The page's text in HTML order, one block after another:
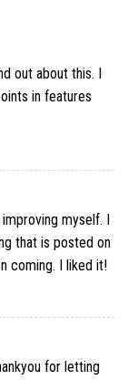
out about this. I
in features
myself. I
that is posted on
coming. I liked it!
for letting